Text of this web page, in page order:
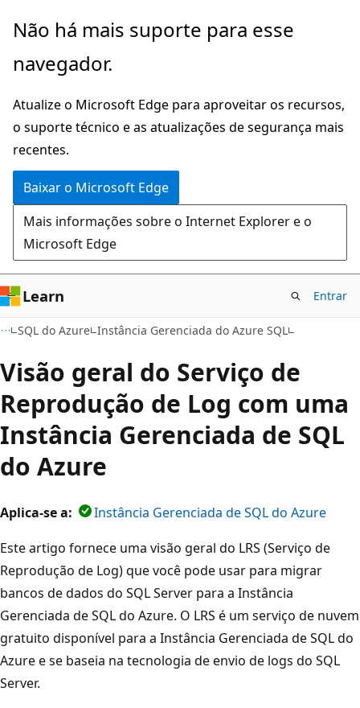
Pular
o
principal
Não há mais suporte para esse
navegador.
Atualize o Microsoft Edge para aproveitar os recursos,
o suporte técnico e as atualizações de segurança mais
recentes.
Baixar o Microsoft Edge
Mais informações sobre o Internet Explorer e o
Microsoft Edge
Learn Entrar
SQL do Azure Instância Gerenciada do Azure SQL
Visão geral do Serviço de
Reprodução de Log com uma
Instância Gerenciada de SQL
do Azure
Aplica-se a:
Instância Gerenciada de SQL do Azure
Este artigo fornece uma visão geral do LRS (Serviço de
Reprodução de Log) que você pode usar para migrar
bancos de dados do SQL Server para a Instância
Gerenciada de SQL do Azure. O LRS é um serviço de nuvem
gratuito disponível para a Instância Gerenciada de SQL do
Azure e se baseia na tecnologia de envio de logs do SQL
Server.